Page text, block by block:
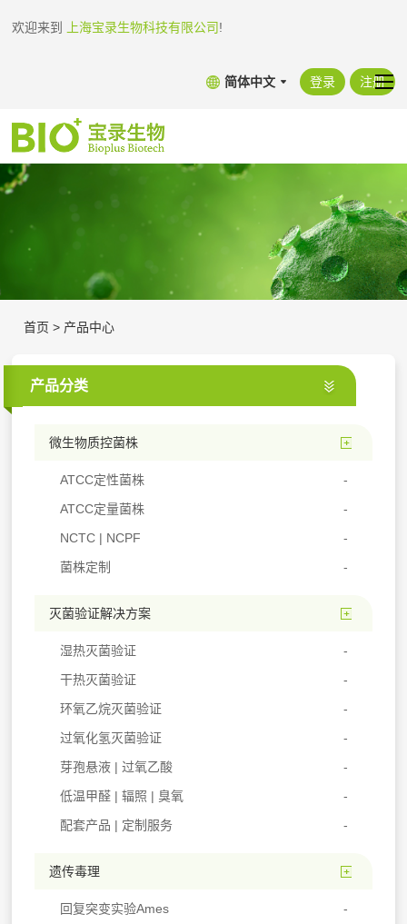
欢迎来到 上海宝录生物科技有限公司!
简体中文 登录 注册
首页 > 产品中心
产品分类
微生物质控菌株
ATCC定性菌株
ATCC定量菌株
NCTC | NCPF
菌株定制
灭菌验证解决方案
湿热灭菌验证
干热灭菌验证
环氧乙烷灭菌验证
过氧化氢灭菌验证
芽孢悬液 | 过氧乙酸
低温甲醛 | 辐照 | 臭氧
配套产品 | 定制服务
遗传毒理
回复突变实验Ames